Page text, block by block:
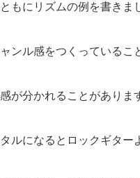
もにリズムの例を書きま
ンル感をつくっているこ
が分かれることがありま
ルになるとロックギタ